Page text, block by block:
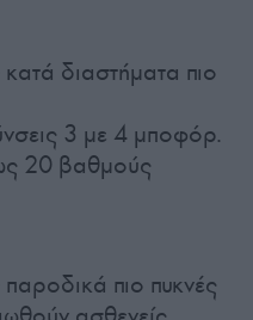
διαστήματα πιο
3 με 4 μποφόρ.
20 βαθμούς
πιο πυκνές